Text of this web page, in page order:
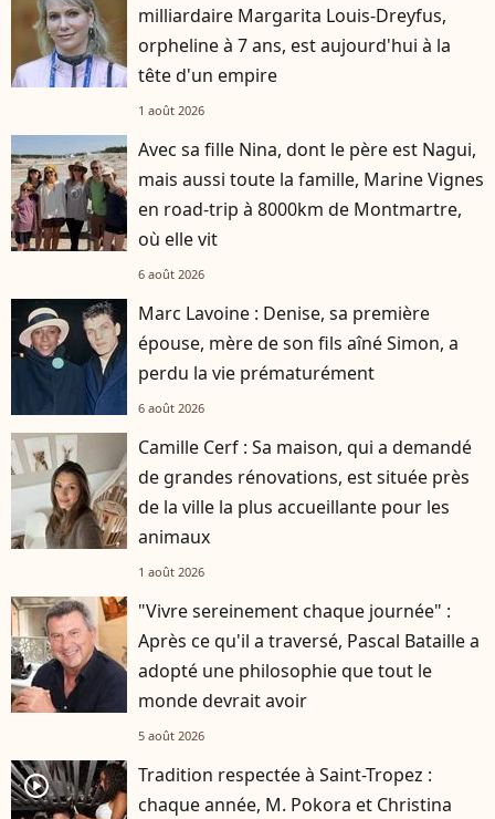
milliardaire Margarita Louis-Dreyfus,
orpheline à 7 ans, est aujourd'hui à la
tête d'un empire
1 août 2026
Avec sa fille Nina, dont le père est Nagui,
mais aussi toute la famille, Marine Vignes
en road-trip à 8000km de Montmartre,
où elle vit
6 août 2026
Marc Lavoine : Denise, sa première
épouse, mère de son fils aîné Simon, a
perdu la vie prématurément
6 août 2026
Camille Cerf : Sa maison, qui a demandé
de grandes rénovations, est située près
de la ville la plus accueillante pour les
animaux
1 août 2026
"Vivre sereinement chaque journée" :
Après ce qu'il a traversé, Pascal Bataille a
adopté une philosophie que tout le
monde devrait avoir
5 août 2026
player2
Tradition respectée à Saint-Tropez :
chaque année, M. Pokora et Christina